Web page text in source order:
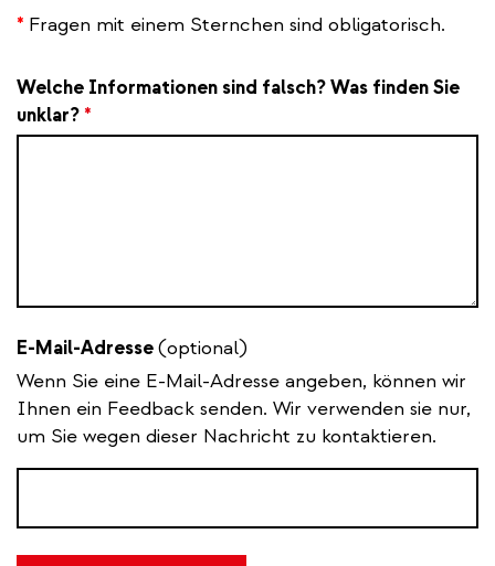
* Fragen mit einem Sternchen sind obligatorisch.
Welche Informationen sind falsch? Was finden Sie
unklar? *
E-Mail-Adresse(optional)
Wenn Sie eine E-Mail-Adresse angeben, können wir
Ihnen ein Feedback senden. Wir verwenden sie nur,
um Sie wegen dieser Nachricht zu kontaktieren.